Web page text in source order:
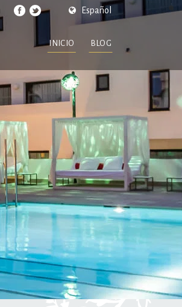
Español
INICIO BLOG